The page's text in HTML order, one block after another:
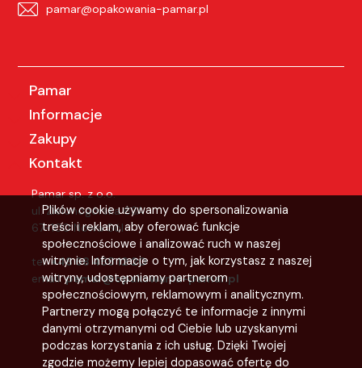
Plików cookie używamy do spersonalizowania
treści i reklam, aby oferować funkcje
społecznościowe i analizować ruch w naszej
witrynie. Informacje o tym, jak korzystasz z naszej
witryny, udostępniamy partnerom
społecznościowym, reklamowym i analitycznym.
Partnerzy mogą połączyć te informacje z innymi
danymi otrzymanymi od Ciebie lub uzyskanymi
podczas korzystania z ich usług. Dzięki Twojej
zgodzie możemy lepiej dopasować ofertę do
pamar@opakowania-pamar.pl
Pamar
Informacje
Zakupy
Kontakt
Pamar sp. z o.o.
ul. Zielonogórska 63A
67-100 Nowa Sól
tel:+48 68 455 12 20
email:pamar@opakowania-pamar.pl